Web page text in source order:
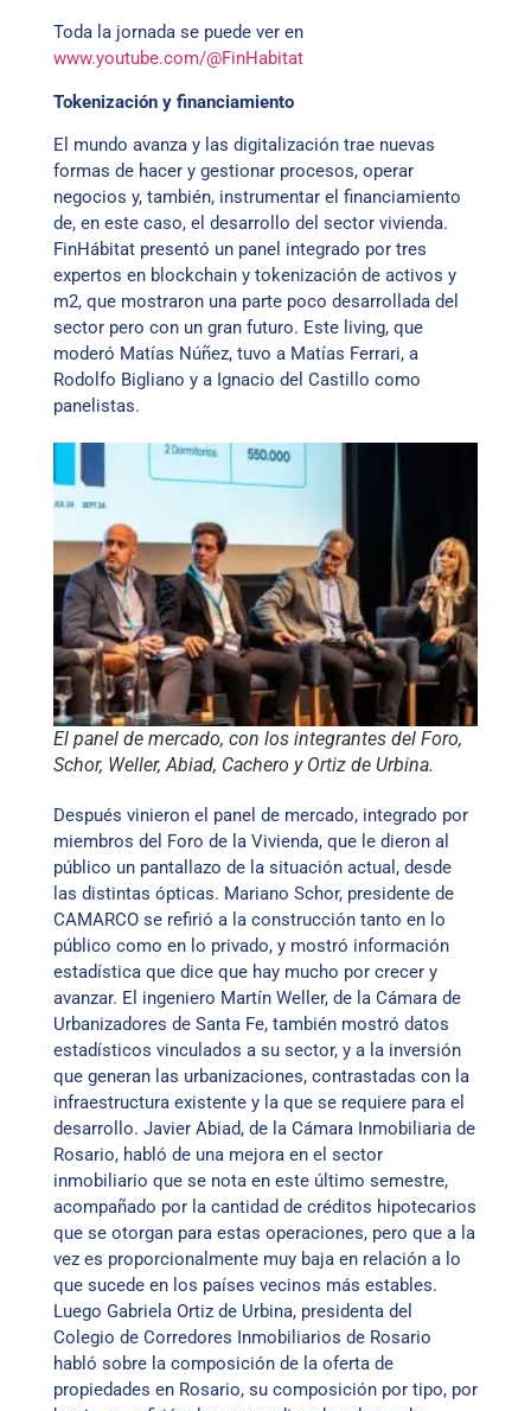
Toda la jornada se puede ver en
www.youtube.com/@FinHabitat
Tokenización y financiamiento
El mundo avanza y las digitalización trae nuevas
formas de hacer y gestionar procesos, operar
negocios y, también, instrumentar el financiamiento
de, en este caso, el desarrollo del sector vivienda.
FinHábitat presentó un panel integrado por tres
expertos en blockchain y tokenización de activos y
m2, que mostraron una parte poco desarrollada del
sector pero con un gran futuro. Este living, que
moderó Matías Núñez, tuvo a Matías Ferrari, a
Rodolfo Bigliano y a Ignacio del Castillo como
panelistas.
El panel de mercado, con los integrantes del Foro,
Schor, Weller, Abiad, Cachero y Ortiz de Urbina.
Después vinieron el panel de mercado, integrado por
miembros del Foro de la Vivienda, que le dieron al
público un pantallazo de la situación actual, desde
las distintas ópticas. Mariano Schor, presidente de
CAMARCO se refirió a la construcción tanto en lo
público como en lo privado, y mostró información
estadística que dice que hay mucho por crecer y
avanzar. El ingeniero Martín Weller, de la Cámara de
Urbanizadores de Santa Fe, también mostró datos
estadísticos vinculados a su sector, y a la inversión
que generan las urbanizaciones, contrastadas con la
infraestructura existente y la que se requiere para el
desarrollo. Javier Abiad, de la Cámara Inmobiliaria de
Rosario, habló de una mejora en el sector
inmobiliario que se nota en este último semestre,
acompañado por la cantidad de créditos hipotecarios
que se otorgan para estas operaciones, pero que a la
vez es proporcionalmente muy baja en relación a lo
que sucede en los países vecinos más estables.
Luego Gabriela Ortiz de Urbina, presidenta del
Colegio de Corredores Inmobiliarios de Rosario
habló sobre la composición de la oferta de
propiedades en Rosario, su composición por tipo, por